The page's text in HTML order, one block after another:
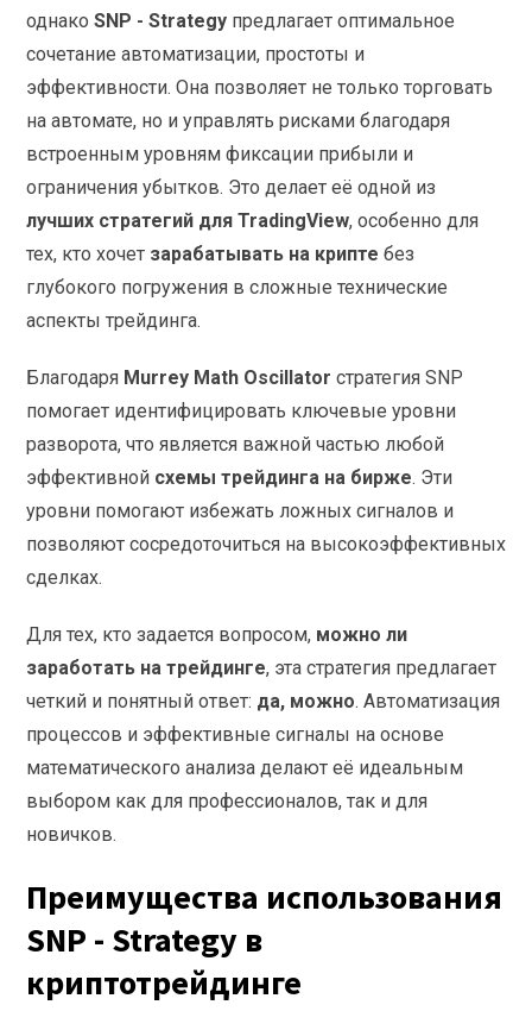
однако SNP - Strategy предлагает оптимальное
сочетание автоматизации, простоты и
эффективности. Она позволяет не только торговать
на автомате, но и управлять рисками благодаря
встроенным уровням фиксации прибыли и
ограничения убытков. Это делает её одной из
лучших стратегий для TradingView, особенно для
тех, кто хочет зарабатывать на крипте без
глубокого погружения в сложные технические
аспекты трейдинга.
Благодаря Murrey Math Oscillator стратегия SNP
помогает идентифицировать ключевые уровни
разворота, что является важной частью любой
эффективной схемы трейдинга на бирже. Эти
уровни помогают избежать ложных сигналов и
позволяют сосредоточиться на высокоэффективных
сделках.
Для тех, кто задается вопросом, можно ли
заработать на трейдинге, эта стратегия предлагает
четкий и понятный ответ: да, можно. Автоматизация
процессов и эффективные сигналы на основе
математического анализа делают её идеальным
выбором как для профессионалов, так и для
новичков.
Преимущества использования
SNP - Strategy в
криптотрейдинге